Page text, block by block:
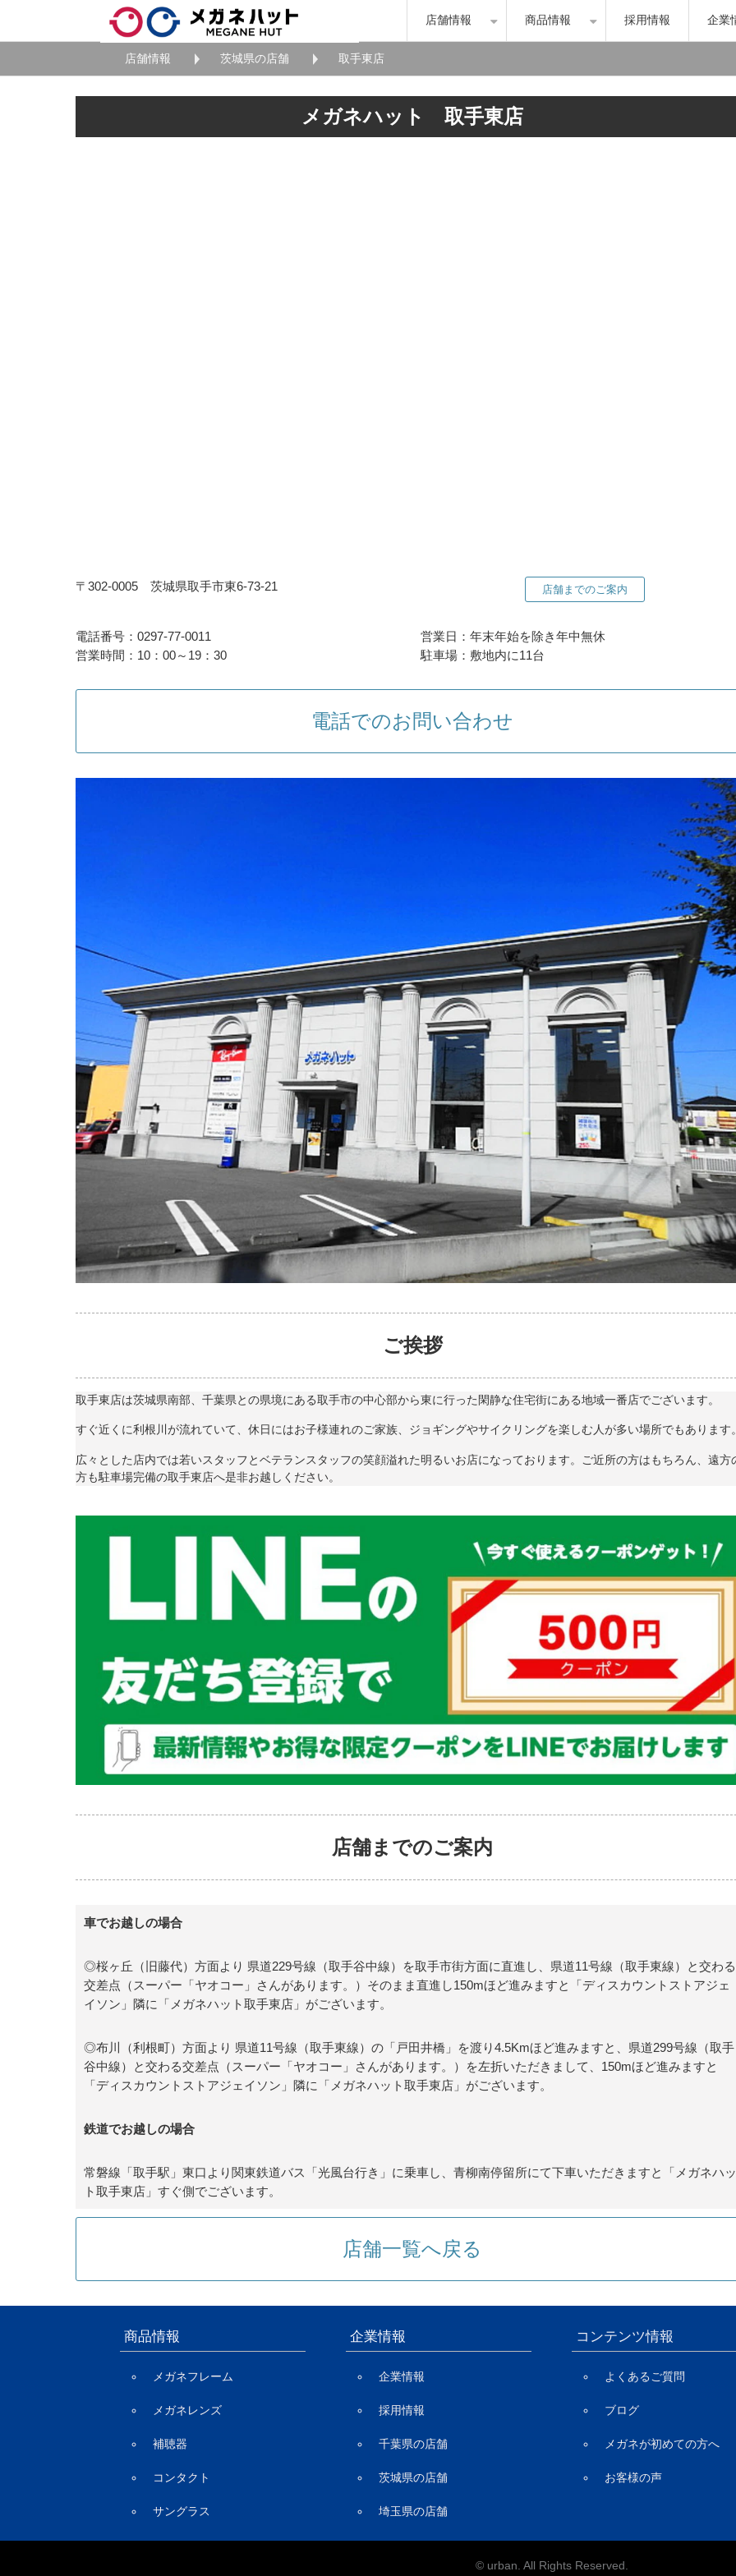
店舗情報 商品情報 採用情報 企業
店舗情報 茨城県の店舗 取手東店
メガネハット　取手東店
〒302-0005 茨城県取手市東6-73-21 店舗までのご案内
電話番号：0297-77-0011
営業時間：10：00～19：30
営業日：年末年始を除き年中無休
駐車場：敷地内に11台
電話でのお問い合わせ
ご挨拶
取手東店は茨城県南部、千葉県との県境にある取手市の中心部から東に行った閑静な住宅街にある地域一番店でございます。
すぐ近くに利根川が流れていて、休日にはお子様連れのご家族、ジョギングやサイクリングを楽しむ人が多い場所でもあります
広々とした店内では若いスタッフとベテランスタッフの笑顔溢れた明るいお店になっております。ご近所の方はもちろん、遠方
方も駐車場完備の取手東店へ是非お越しください。
店舗までのご案内
車でお越しの場合
◎桜ヶ丘（旧藤代）方面より 県道229号線（取手谷中線）を取手市街方面に直進し、県道11号線（取手東線）と交わる
交差点（スーパー「ヤオコー」さんがあります。）そのまま直進し150mほど進みますと「ディスカウントストアジェ
イソン」隣に「メガネハット取手東店」がございます。
◎布川（利根町）方面より 県道11号線（取手東線）の「戸田井橋」を渡り4.5Kmほど進みますと、県道299号線（取手
谷中線）と交わる交差点（スーパー「ヤオコー」さんがあります。）を左折いただきまして、150mほど進みますと
「ディスカウントストアジェイソン」隣に「メガネハット取手東店」がございます。
鉄道でお越しの場合
常磐線「取手駅」東口より関東鉄道バス「光風台行き」に乗車し、青柳南停留所にて下車いただきますと「メガネハッ
ト取手東店」すぐ側でございます。
店舗一覧へ戻る
商品情報
メガネフレーム
メガネレンズ
補聴器
コンタクト
サングラス
企業情報
企業情報
採用情報
千葉県の店舗
茨城県の店舗
埼玉県の店舗
コンテンツ情報
よくあるご質問
ブログ
メガネが初めての方へ
お客様の声
© urban. All Rights Reserved.